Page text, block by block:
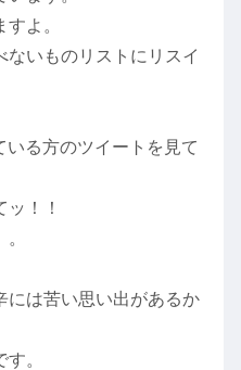
よ。
ないものリストにリスイ
る方のツイートを見て
！！
には苦い思い出があるか
。